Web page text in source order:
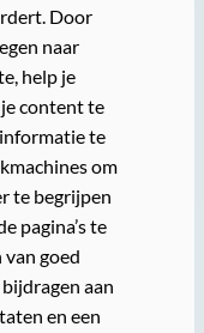
Door
naar
help je
content te
te
om
te begrijpen
pagina’s te
goed
aan
en een